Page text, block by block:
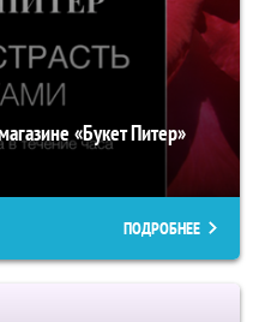
«Букет Питер»
ПОДРОБНЕЕ